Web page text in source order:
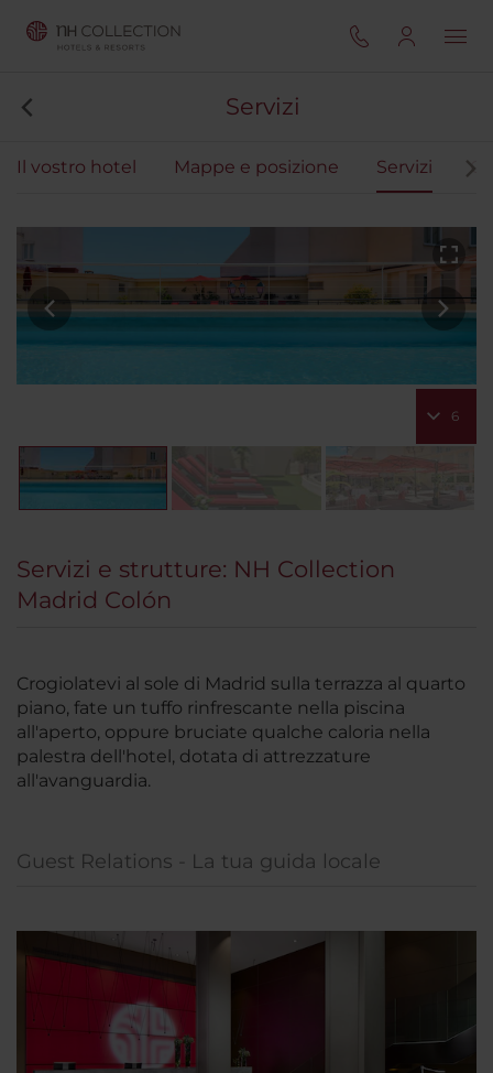
Servizi
Il vostro hotel Mappe e posizione Servizi
6
Servizi e strutture: NH Collection
Madrid Colón
Crogiolatevi al sole di Madrid sulla terrazza al quarto
piano, fate un tuffo rinfrescante nella piscina
all'aperto, oppure bruciate qualche caloria nella
palestra dell'hotel, dotata di attrezzature
all'avanguardia.
Guest Relations - La tua guida locale